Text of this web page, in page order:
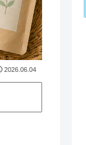
2026.06.04